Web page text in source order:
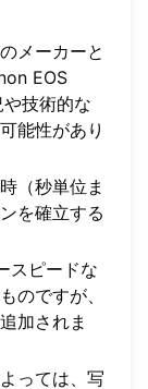
メーカーと
EOS
技術的な
能性があり
（秒単位ま
を確立する
スピードな
のですが、
加されま
っては、写